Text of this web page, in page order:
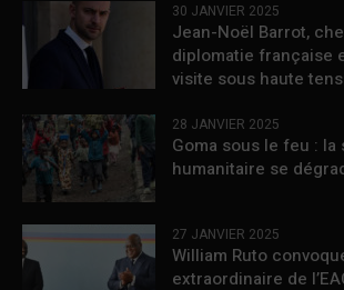
30 JANVIER 2025
Jean-Noël Barrot,
diplomatie française
visite sous haute
28 JANVIER 2025
Goma sous le feu : la
humanitaire se
27 JANVIER 2025
William Ruto
extraordinaire de